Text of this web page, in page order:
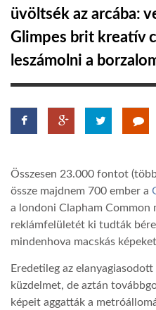
HÍR3D
GLOBOTV
AFRIKA TUDÁSTÁR
A NAP SZÉPE
LINKTR.EE
üvöltsék az arcába:
Glimpes brit kreatív
leszámolni a
Összesen 23.000 fontot
össze majdnem 700 ember a
a londoni Clapham Common
reklámfelületét ki tudták
mindenhova macskás
Eredetileg az
küzdelmet, de aztán
képeit aggatták a